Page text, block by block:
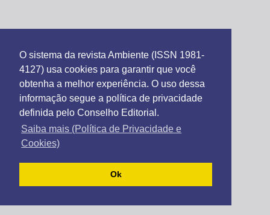
O sistema da revista Ambiente (ISSN 1981-
4127) usa cookies para garantir que você
obtenha a melhor experiência. O uso dessa
informação segue a política de privacidade
definida pelo Conselho Editorial.
Saiba mais (Política de Privacidade e
Cookies)
Ok